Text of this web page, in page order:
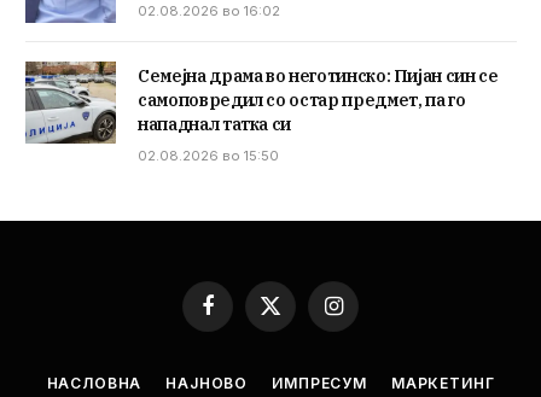
02.08.2026 во 16:02
Семејна драма во неготинско: Пијан син се
самоповредил со остар предмет, па го
нападнал татка си
02.08.2026 во 15:50
Facebook
X
(Twitter)
Instagram
НАСЛОВНА НАЈНОВО ИМПРЕСУМ МАРКЕТИНГ